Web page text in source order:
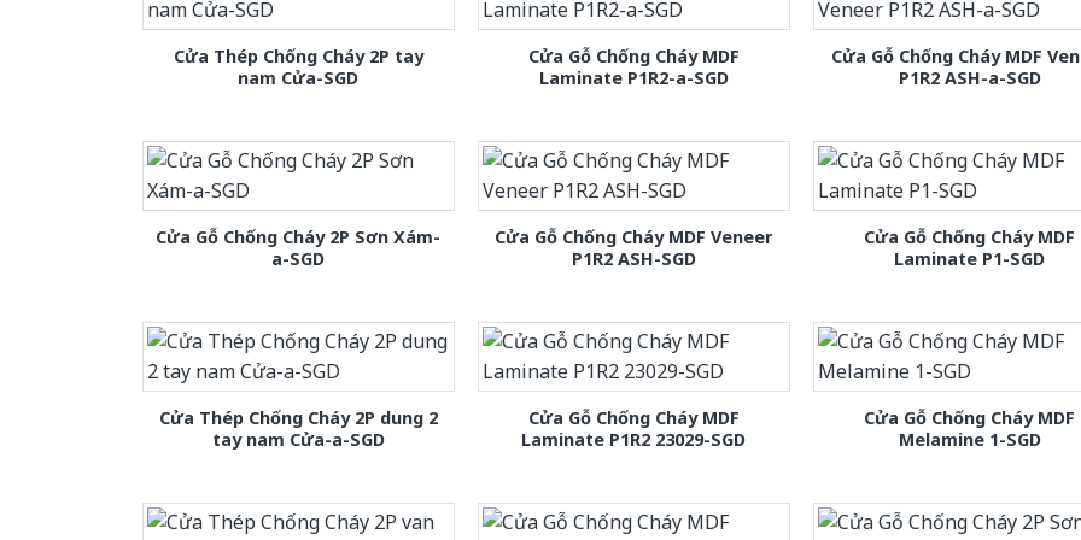
Cửa Thép Chống Cháy 2P tay
nam Cửa-SGD
Cửa Gỗ Chống Cháy MDF
Laminate P1R2-a-SGD
Cửa Gỗ Chống Cháy MDF
P1R2 ASH-a-SGD
Cửa Gỗ Chống Cháy 2P Sơn Xám-
a-SGD
Cửa Gỗ Chống Cháy MDF Veneer
P1R2 ASH-SGD
Cửa Gỗ Chống Cháy MDF
Laminate P1-SGD
Cửa Thép Chống Cháy 2P dung 2
tay nam Cửa-a-SGD
Cửa Gỗ Chống Cháy MDF
Laminate P1R2 23029-SGD
Cửa Gỗ Chống Cháy MDF
Melamine 1-SGD